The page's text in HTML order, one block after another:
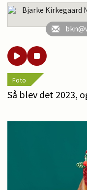
Bjarke Kirkegaard
Foto
Så blev det 2023,